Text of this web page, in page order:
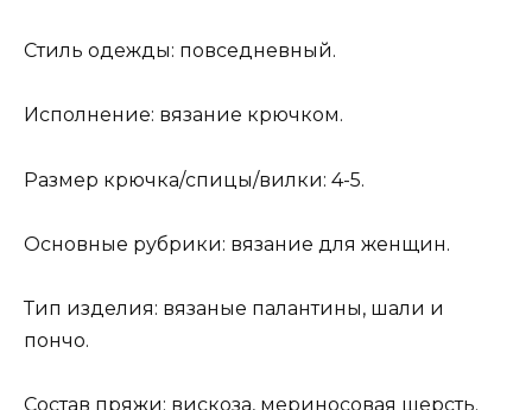
Стиль одежды: повседневный.
Исполнение: вязание крючком.
Размер крючка/спицы/вилки: 4-5.
Основные рубрики: вязание для женщин.
Тип изделия: вязаные палантины, шали и
пончо.
Состав пряжи: вискоза, мериносовая шерсть.